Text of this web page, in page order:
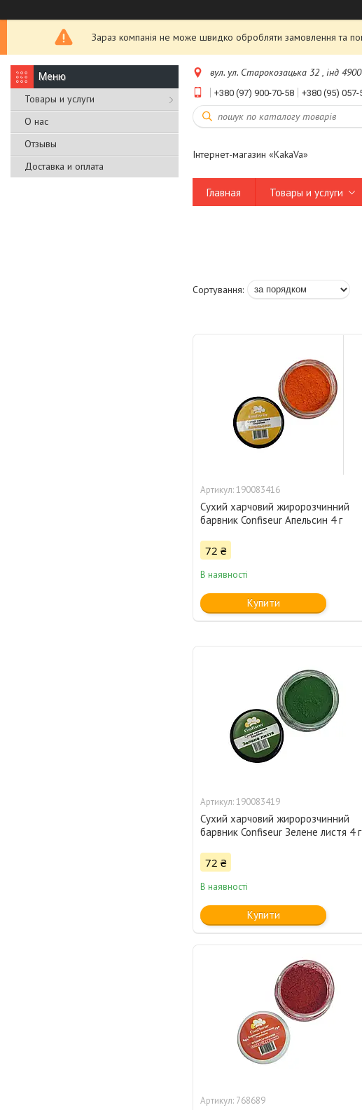
Зараз компанія не може швидко обробляти замовлення та
Товары и услуги
О нас
Отзывы
Доставка и оплата
вул. ул. Старокозацька 32 , інд
+380 (97) 900-70-58 +380 (95) 057-
Інтернет-магазин «KakaVa»
Главная Товары и услуги
190083416
Сухий харчовий жиророзчинний
барвник Confiseur Апельсин 4 г
72 ₴
В наявності
Купити
190083419
Сухий харчовий жиророзчинний
барвник Confiseur Зелене листя 4 г
72 ₴
В наявності
Купити
768689